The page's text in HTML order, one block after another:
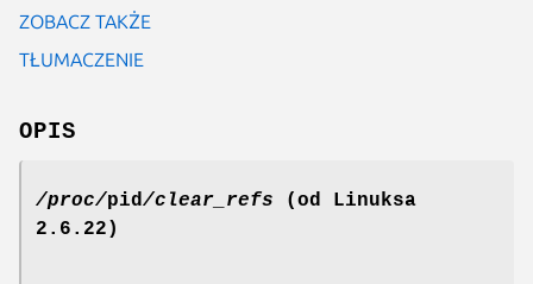
ZOBACZ TAKŻE
TŁUMACZENIE
OPIS
/proc/pid/clear_refs (od Linuksa
2.6.22)